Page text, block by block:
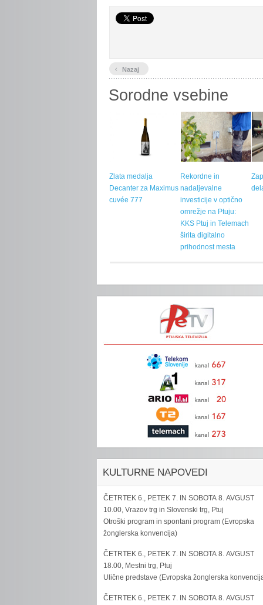
‹ Nazaj
Sorodne vsebine
Zlata medalja
Decanter za Maximus
cuvée 777
Rekordne in
nadaljevalne
investicije v optično
omrežje na Ptuju:
KKS Ptuj in Telemach
širita digitalno
prihodnost mesta
KULTURNE NAPOVEDI
ČETRTEK 6., PETEK 7. IN SOBOTA 8. AVGUST
10.00, Vrazov trg in Slovenski trg, Ptuj
Otroški program in spontani program (Evropska
žonglerska konvencija)
ČETRTEK 6., PETEK 7. IN SOBOTA 8. AVGUST
18.00, Mestni trg, Ptuj
Ulične predstave (Evropska žonglerska
ČETRTEK 6., PETEK 7. IN SOBOTA 8. AVGUST